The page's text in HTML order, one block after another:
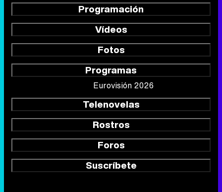
Programación
Vídeos
Fotos
Programas
Eurovisión 2026
Telenovelas
Rostros
Foros
Suscríbete